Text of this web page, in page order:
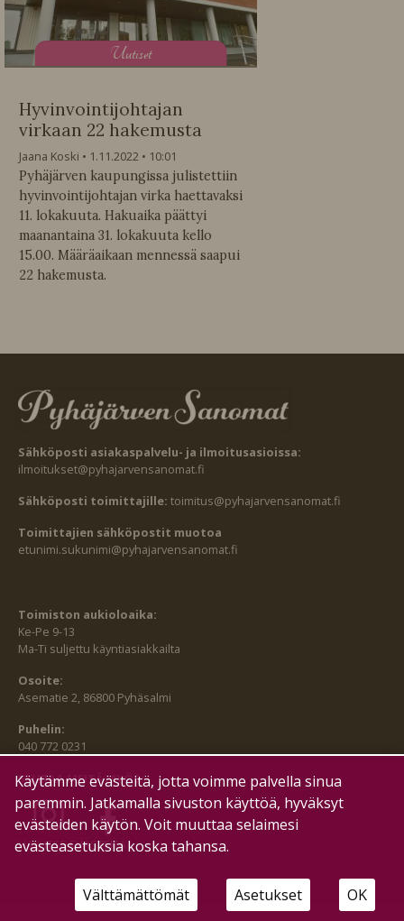
Uutiset
Hyvinvointijohtajan
virkaan 22 hakemusta
Jaana Koski 1.11.2022
10:01
Pyhäjärven kaupungissa julistettiin
hyvinvointijohtajan virka haettavaksi
11. lokakuuta. Hakuaika päättyi
maanantaina 31. lokakuuta kello
15.00. Määräaikaan mennessä saapui
22 hakemusta.
Sähköposti asiakaspalvelu- ja ilmoitusasioissa:
ilmoitukset@pyhajarvensanomat.fi
Sähköposti toimittajille: toimitus@pyhajarvensanomat.fi
Toimittajien sähköpostit muotoa
etunimi.sukunimi@pyhajarvensanomat.fi
Toimiston aukioloaika:
Ke-Pe 9-13
Ma-Ti suljettu käyntiasiakkailta
Osoite:
Asematie 2, 86800 Pyhäsalmi
Puhelin:
040 772 0231
SEURAA MEITÄ MYÖS:
HALLITSE EVÄSTEITÄ
Käytämme evästeitä, jotta voimme palvella sinua
paremmin. Jatkamalla sivuston käyttöä, hyväksyt
evästeiden käytön. Voit muuttaa selaimesi
evästeasetuksia koska tahansa.
Välttämättömät Asetukset OK